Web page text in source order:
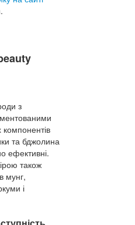
з
компонентів
та бджолина
ефективні.
також
мунг,
і